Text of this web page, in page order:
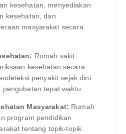
kesehatan, menyediakan
kesehatan, dan
masyarakat secara
Rumah sakit
kesehatan secara
penyakit sejak dini
tepat waktu.
Masyarakat: Rumah
program pendidikan
tentang topik-topik